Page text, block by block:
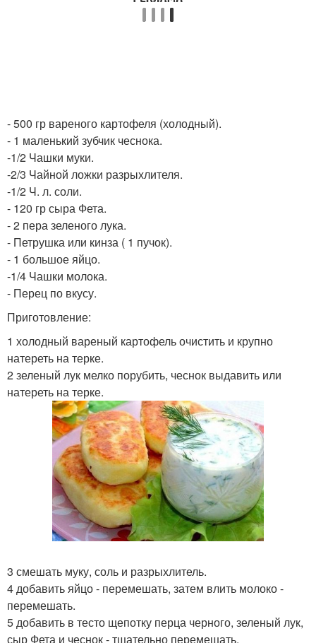
- 500 гр вареного картофеля (холодный).
- 1 маленький зубчик чеснока.
-1/2 Чашки муки.
-2/3 Чайной ложки разрыхлителя.
-1/2 Ч. л. соли.
- 120 гр сыра Фета.
- 2 пера зеленого лука.
- Петрушка или кинза ( 1 пучок).
- 1 большое яйцо.
-1/4 Чашки молока.
- Перец по вкусу.
Приготовление:
1 холодный вареный картофель очистить и крупно
натереть на терке.
2 зеленый лук мелко порубить, чеснок выдавить или
натереть на терке.
3 смешать муку, соль и разрыхлитель.
4 добавить яйцо - перемешать, затем влить молоко -
перемешать.
5 добавить в тесто щепотку перца черного, зеленый лук,
сыр Фета и чеснок - тщательно перемешать.